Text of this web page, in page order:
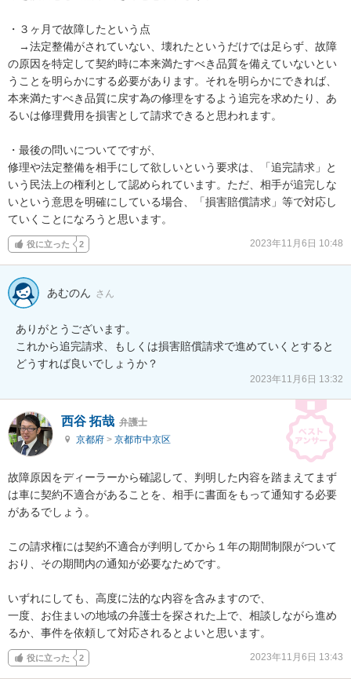
・３ヶ月で故障したという点
→法定整備がされていない、壊れたというだけでは足らず、故障
の原因を特定して契約時に本来満たすべき品質を備えていないとい
うことを明らかにする必要があります。それを明らかにできれば、
本来満たすべき品質に戻す為の修理をするよう追完を求めたり、あ
るいは修理費用を損害として請求できると思われます。
・最後の問いについてですが、
修理や法定整備を相手にして欲しいという要求は、「追完請求」と
いう民法上の権利として認められています。ただ、相手が追完しな
いという意思を明確にしている場合、「損害賠償請求」等で対応し
ていくことになろうと思います。
役に立った 2 2023年11月6日 10:48
あむのん さん
ありがとうございます。
これから追完請求、もしくは損害賠償請求で進めていくとすると
どうすれば良いでしょうか？
2023年11月6日 13:32
西谷 拓哉 弁護士
京都府 > 京都市中京区
故障原因をディーラーから確認して、判明した内容を踏まえてまず
は車に契約不適合があることを、相手に書面をもって通知する必要
があるでしょう。
この請求権には契約不適合が判明してから１年の期間制限がついて
おり、その期間内の通知が必要なためです。
いずれにしても、高度に法的な内容を含みますので、
一度、お住まいの地域の弁護士を探された上で、相談しながら進め
るか、事件を依頼して対応されるとよいと思います。
役に立った 2 2023年11月6日 13:43